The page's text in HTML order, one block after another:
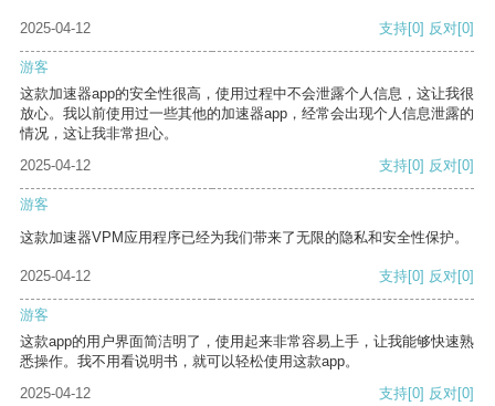
2025-04-12 支持[0] 反对[0]
游客
这款加速器app的安全性很高，使用过程中不会泄露个人信息，这让我很
放心。我以前使用过一些其他的加速器app，经常会出现个人信息泄露的
情况，这让我非常担心。
2025-04-12
支持[0] 反对[0]
游客
这款加速器VPM应用程序已经为我们带来了无限的隐私和安全性保护。
2025-04-12 支持[0] 反对[0]
游客
这款app的用户界面简洁明了，使用起来非常容易上手，让我能够快速熟
悉操作。我不用看说明书，就可以轻松使用这款app。
2025-04-12
支持[0] 反对[0]